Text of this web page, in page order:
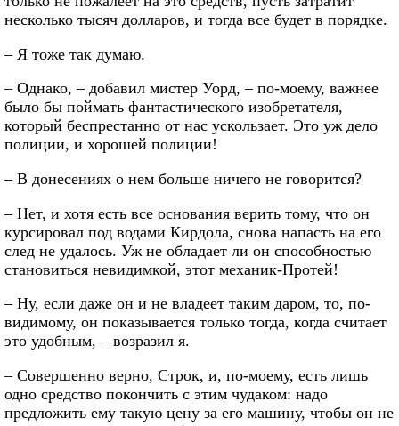
несколько тысяч долларов, и тогда все будет в порядке.
– Я тоже так думаю.
– Однако, – добавил мистер Уорд, – по-моему, важнее
было бы поймать фантастического изобретателя,
который беспрестанно от нас ускользает. Это уж дело
полиции, и хорошей полиции!
– В донесениях о нем больше ничего не говорится?
– Нет, и хотя есть все основания верить тому, что он
курсировал под водами Кирдола, снова напасть на его
след не удалось. Уж не обладает ли он способностью
становиться невидимкой, этот механик-Протей!
– Ну, если даже он и не владеет таким даром, то, по-
видимому, он показывается только тогда, когда считает
это удобным, – возразил я.
– Совершенно верно, Строк, и, по-моему, есть лишь
одно средство покончить с этим чудаком: надо
предложить ему такую цену за его машину, чтобы он не